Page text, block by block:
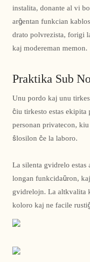
instalita, donante al vi
arĝentan funkcian
drato polvrezista, forigi
kaj modereman memon.
Praktika Sub
Unu pordo kaj unu
ĉiu tirkesto estas
personan privatecon,
ŝlosilon ĉe la laboro.
La silenta gvidrelo estas
longan funkcidaŭron,
gvidrelojn. La altkvalita
koloro kaj ne facile